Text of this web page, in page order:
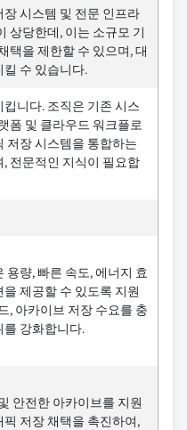
시스템 및 전문 인프라
상당한데, 이는 소규모 기
택을 제한할 수 있으며, 대
수 있습니다.
니다. 조직은 기존 시스
폼 및 클라우드 워크플로
저장 시스템을 통합하는
전문적인 지식이 필요합
용량, 빠른 속도, 에너지 효
제공할 수 있도록 지원
, 아카이브 저장 수요를 충
를 강화합니다.
안전한 아카이브를 지원
저장 채택을 촉진하여,